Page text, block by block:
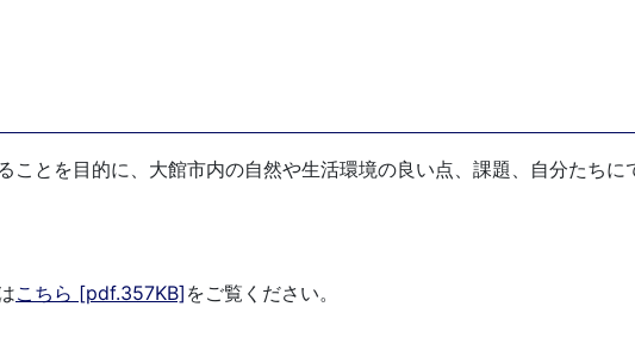
とを目的に、大館市内の自然や生活環境の良い点、課題、自分たちに
こちら [pdf.357KB] をご覧ください。